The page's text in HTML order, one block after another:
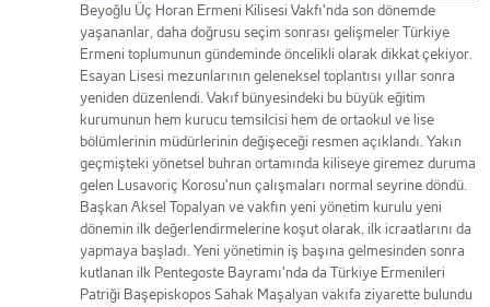
Beyoğlu Üç Horan Ermeni Kilisesi Vakfı'nda son dönemde
yaşananlar, daha doğrusu seçim sonrası gelişmeler Türkiye
Ermeni toplumunun gündeminde öncelikli olarak dikkat çekiyor.
Esayan Lisesi mezunlarının geleneksel toplantısı yıllar sonra
yeniden düzenlendi. Vakıf bünyesindeki bu büyük eğitim
kurumunun hem kurucu temsilcisi hem de ortaokul ve lise
bölümlerinin müdürlerinin değişeceği resmen açıklandı. Yakın
geçmişteki yönetsel buhran ortamında kiliseye giremez duruma
gelen Lusavoriç Korosu'nun çalışmaları normal seyrine döndü.
Başkan Aksel Topalyan ve vakfın yeni yönetim kurulu yeni
dönemin ilk değerlendirmelerine koşut olarak, ilk icraatlarını da
yapmaya başladı. Yeni yönetimin iş başına gelmesinden sonra
kutlanan ilk Pentegoste Bayramı'nda da Türkiye Ermenileri
Patriği Başepiskopos Sahak Maşalyan vakıfa ziyarette bulundu